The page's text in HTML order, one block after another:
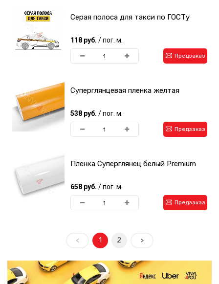
Серая полоса для такси по ГОСТу
118 руб. / пог. м.
Предзаказ
Суперглянцевая пленка желтая
538 руб. / пог. м.
Предзаказ
Пленка Суперглянец белый Premium
658 руб. / пог. м.
Предзаказ
< 1 2 >